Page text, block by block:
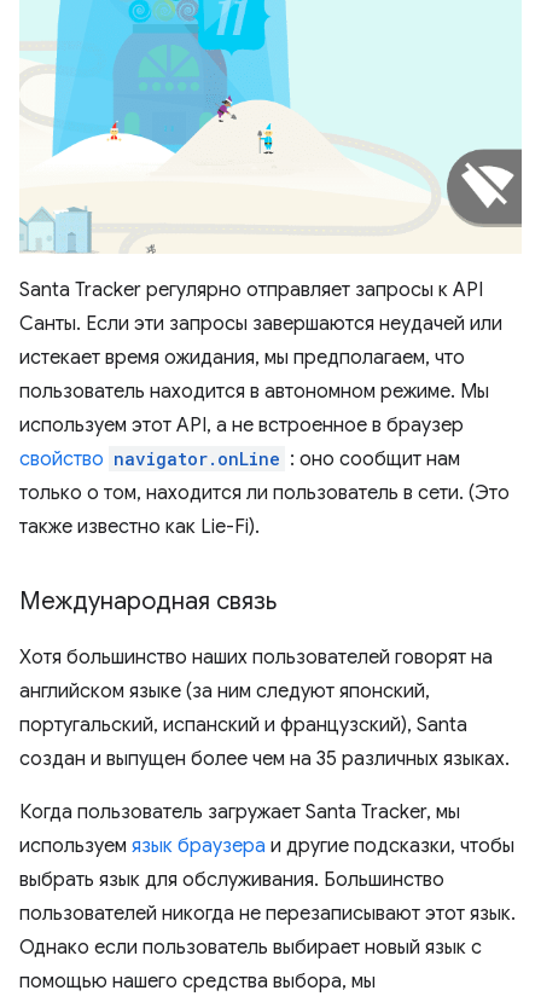
Santa Tracker регулярно отправляет запросы к API
Санты. Если эти запросы завершаются неудачей или
истекает время ожидания, мы предполагаем, что
пользователь находится в автономном режиме. Мы
используем этот API, а не встроенное в браузер
свойство navigator.onLine : оно сообщит нам
только о том, находится ли пользователь в сети. (Это
также известно как Lie-Fi).
Международная связь
Хотя большинство наших пользователей говорят на
английском языке (за ним следуют японский,
португальский, испанский и французский), Santa
создан и выпущен более чем на 35 различных языках.
Когда пользователь загружает Santa Tracker, мы
используем язык браузера и другие подсказки, чтобы
выбрать язык для обслуживания. Большинство
пользователей никогда не перезаписывают этот язык.
Однако если пользователь выбирает новый язык с
помощью нашего средства выбора, мы